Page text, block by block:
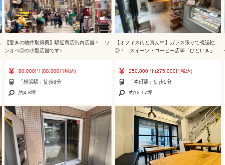
【驚きの物件取得費】駅近商店街内店舗！ ワ
ンオペ◎の小型店舗です♪
80,000円(88,000円税込)
「粉浜駅」徒歩3分
約4.8坪
【オフィス街ど真ん中】ガラス張りで視認性
◎！ スイーツ・コーヒー店等「ひといき」の
250,000円 (275,000円税込)
「本町駅」徒歩5分
約12.17坪